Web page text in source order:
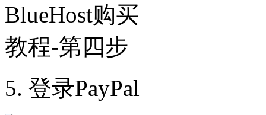
5. 登录PayPal